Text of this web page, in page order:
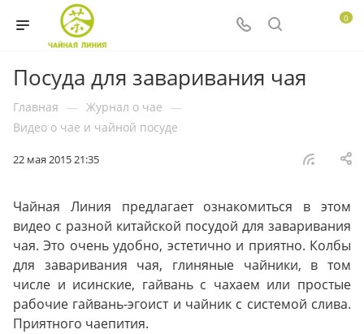
0
Посуда для заваривания чая
Главная — Журнал о чае —
Видео о чае и чайной посуде
22 мая 2015 21:35
Чайная Линия предлагает ознакомиться в этом
видео с разной китайской посудой для заваривания
чая. Это очень удобно, эстетично и приятно. Колбы
для заваривания чая, глиняные чайники, в том
числе и исинские, гайвань с чахаем или простые
рабочие гайвань-эгоист и чайник с системой слива.
Приятного чаепития.